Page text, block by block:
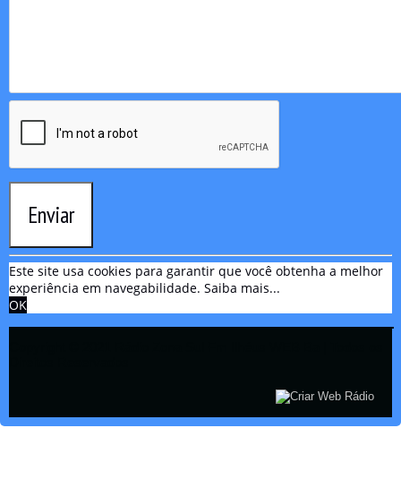
Enviar
Este site usa cookies para garantir que você obtenha a melhor
experiência em navegabilidade. Saiba mais...
OK